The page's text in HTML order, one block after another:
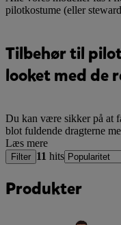
pilotkostume (eller
Tilbehør til
looket med de
Du kan være sikker på at
blot fuldende dragterne
Læs mere
Filter 11 hits
Produkter